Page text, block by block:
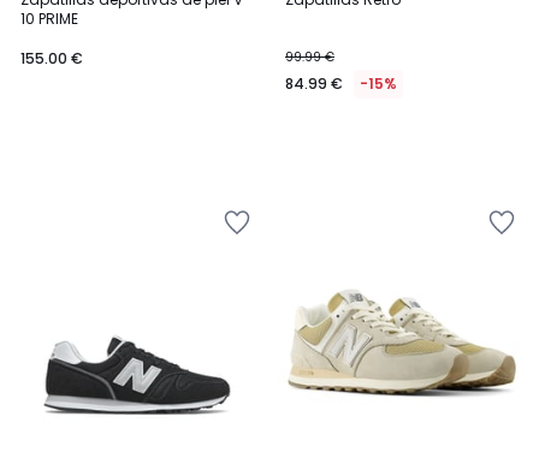
10 PRIME
155.00 €
99.99 €
84.99 € -15%